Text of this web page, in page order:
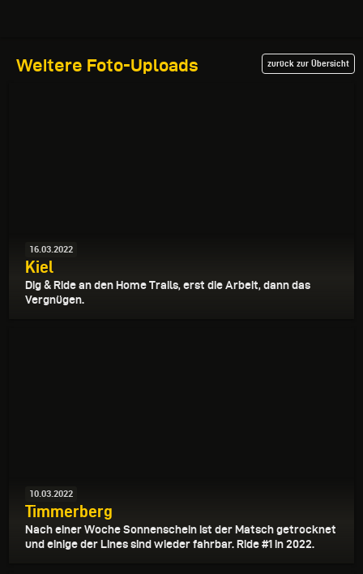
Weitere Foto-Uploads zurück zur Übersicht
16.03.2022
Kiel
Dig & Ride an den Home Trails, erst die Arbeit, dann das
Vergnügen.
10.03.2022
Timmerberg
Nach einer Woche Sonnenschein ist der Matsch getrocknet
und einige der Lines sind wieder fahrbar. Ride #1 in 2022.